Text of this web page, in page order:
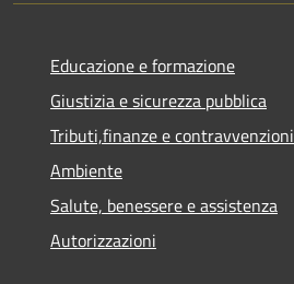
Educazione e formazione
Giustizia e sicurezza pubblica
Tributi,finanze e contravvenzioni
Ambiente
Salute, benessere e assistenza
Autorizzazioni